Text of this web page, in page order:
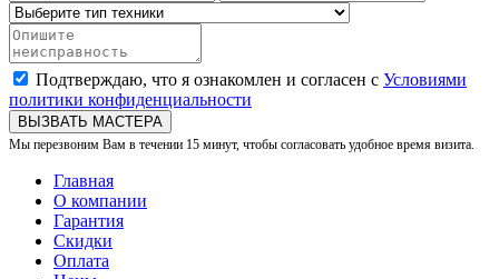
Подтверждаю, что я ознакомлен и согласен с Условиями
политики конфиденциальности
ВЫЗВАТЬ МАСТЕРА
Мы перезвоним Вам в течении 15 минут, чтобы согласовать удобное время визита.
Главная
О компании
Гарантия
Скидки
Оплата